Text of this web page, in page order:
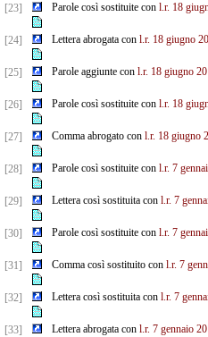
[23] Parole così sostituite con l.r. 18
[24] Lettera abrogata con l.r. 18 giugno
[25] Parole aggiunte con l.r. 18 giugno
[26] Parole così sostituite con l.r. 18
[27] Comma abrogato con l.r. 18 giugno
[28] Parole così sostituite con l.r. 7
[29] Lettera così sostituita con l.r. 7
[30] Parole così sostituite con l.r. 7
[31] Comma così sostituito con l.r. 7
[32] Lettera così sostituita con l.r. 7
[33] Lettera abrogata con l.r. 7 gennaio